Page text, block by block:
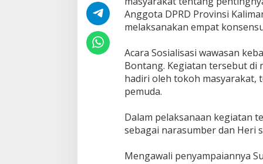
L
e
w
S
o
s
b
a
g
Anggota DPRD Provinsi
melaksanakan empat
Acara Sosialisasi wawasan
Bontang. Kegiatan tersebut di
hadiri oleh tokoh masyarakat,
pemuda.
Dalam pelaksanaan kegiatan
sebagai narasumber dan Heri
Mengawali penyampaiannya